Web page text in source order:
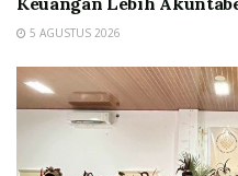
5 AGUSTUS 2026